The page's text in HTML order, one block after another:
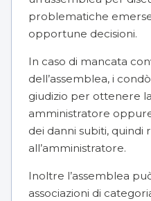
problematiche
opportune decisioni.
In caso di mancata
dell’assemblea, i
giudizio per ottenere
amministratore
dei danni subiti, quindi
all’amministratore.
Inoltre l’assemblea
associazioni di